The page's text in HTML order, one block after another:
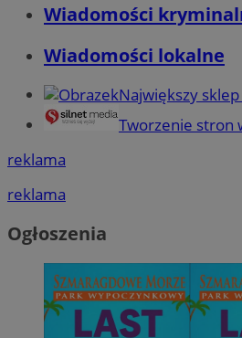
Wiadomości
Wiadomości lokalne
Największy
Tworzenie stron
reklama
reklama
Ogłoszenia